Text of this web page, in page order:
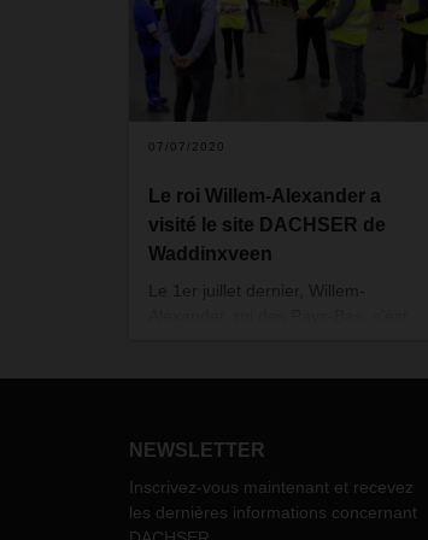
07/07/2020
Le roi Willem-Alexander a
visité le site DACHSER de
Waddinxveen
Le 1er juillet dernier, Willem-
été abordés et la manière de
en temps de crise.
NEWSLETTER
Inscrivez-vous maintenant et recevez
les dernières informations concernant